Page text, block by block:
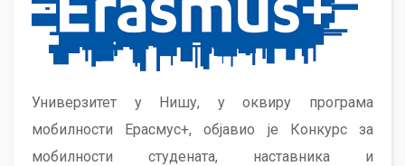
Универзитет у Нишу, у оквиру програма
мобилности Ерасмус+, објавио је Конкурс за
мобилности студената, наставника и